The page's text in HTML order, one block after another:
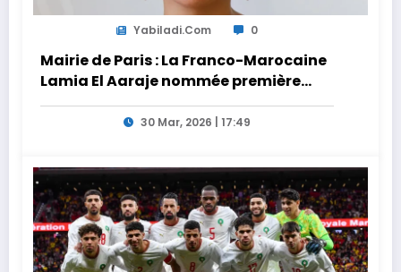
Yabiladi.com 0
Mairie de Paris : La Franco-Marocaine
Lamia El Aaraje nommée première
adjointe
30 Mar, 2026 | 17:49